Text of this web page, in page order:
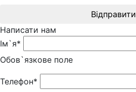
Відправити
Написати нам
Ім`я*
Обов`язкове поле
Телефон*